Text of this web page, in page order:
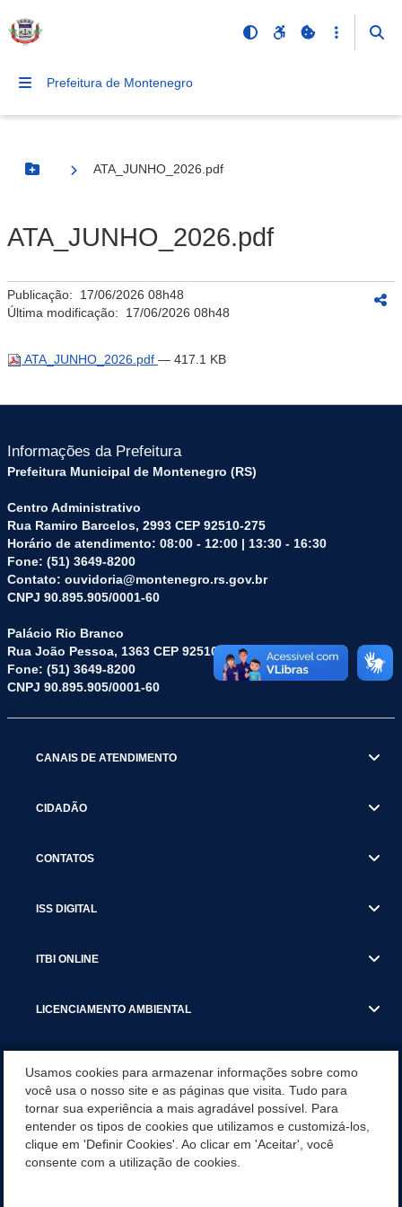
Prefeitura de Montenegro
Botão Menu
ATA_JUNHO_2026.pdf
ATA_JUNHO_2026.pdf
Publicação: 17/06/2026 08h48
Última modificação: 17/06/2026 08h48
ATA_JUNHO_2026.pdf — 417.1 KB
Informações da Prefeitura
Prefeitura Municipal de Montenegro (RS)
Centro Administrativo
Rua Ramiro Barcelos, 2993 CEP 92510-275
Horário de atendimento: 08:00 - 12:00 | 13:30 - 16:30
Fone: (51) 3649-8200
Contato: ouvidoria@montenegro.rs.gov.br
CNPJ 90.895.905/0001-60
Palácio Rio Branco
Rua João Pessoa, 1363 CEP 92510-045
Fone: (51) 3649-8200
CNPJ 90.895.905/0001-60
CANAIS DE ATENDIMENTO
CIDADÃO
CONTATOS
ISS DIGITAL
ITBI ONLINE
LICENCIAMENTO AMBIENTAL
SERVIÇOS
SERVIÇOS DO DEPARTAMENTO DE RECEITA MUNICIPAL
Usamos cookies para armazenar informações sobre como
você usa o nosso site e as páginas que visita. Tudo para
tornar sua experiência a mais agradável possível. Para
entender os tipos de cookies que utilizamos e customizá-los,
clique em 'Definir Cookies'. Ao clicar em 'Aceitar', você
consente com a utilização de cookies.